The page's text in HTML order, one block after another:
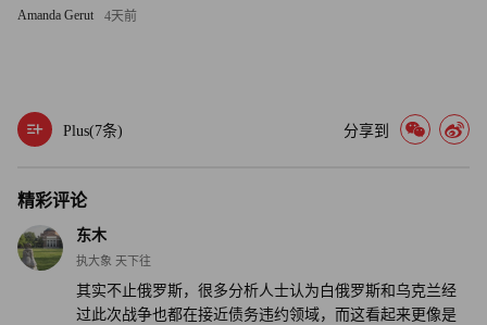
Amanda Gerut 4天前
Plus(7条) 分享到
精彩评论
东木
执大象 天下往
其实不止俄罗斯，很多分析人士认为白俄罗斯和乌克兰经
过此次战争也都在接近债务违约领域，而这看起来更像是